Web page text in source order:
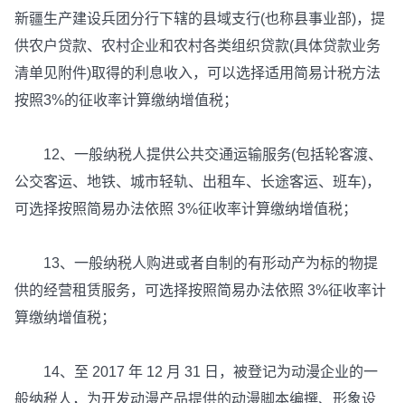
新疆生产建设兵团分行下辖的县域支行(也称县事业部)，提
供农户贷款、农村企业和农村各类组织贷款(具体贷款业务
清单见附件)取得的利息收入，可以选择适用简易计税方法
按照3%的征收率计算缴纳增值税；
12、一般纳税人提供公共交通运输服务(包括轮客渡、
公交客运、地铁、城市轻轨、出租车、长途客运、班车)，
可选择按照简易办法依照 3%征收率计算缴纳增值税；
13、一般纳税人购进或者自制的有形动产为标的物提
供的经营租赁服务，可选择按照简易办法依照 3%征收率计
算缴纳增值税；
14、至 2017 年 12 月 31 日，被登记为动漫企业的一
般纳税人，为开发动漫产品提供的动漫脚本编撰、形象设